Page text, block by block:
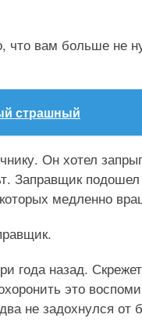
вам больше не
страшный
Он хотел
Заправщик
медленно
года назад.
это
не задохнулся от